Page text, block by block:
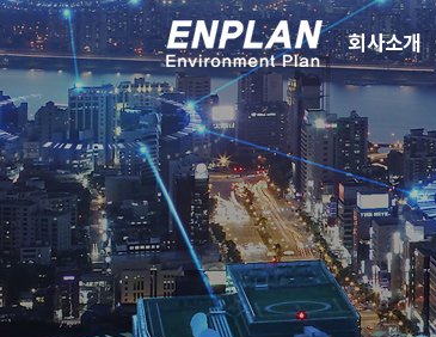
회사소개